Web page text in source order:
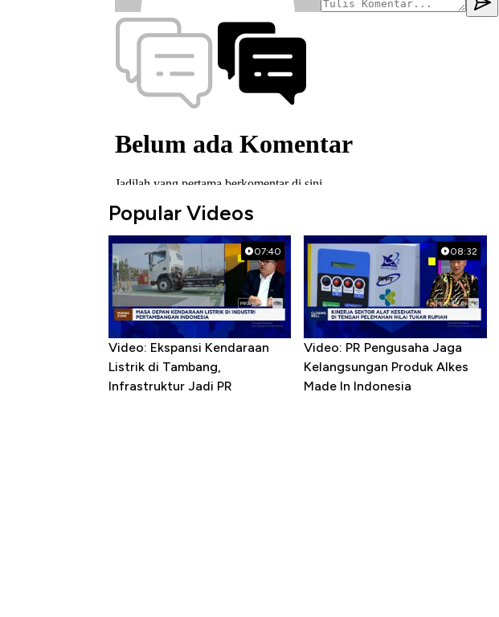
Popular Videos
07:40
Video: Ekspansi Kendaraan
Listrik di Tambang,
Infrastruktur Jadi PR
08:32
Video: PR Pengusaha Jaga
Kelangsungan Produk Alkes
Made In Indonesia